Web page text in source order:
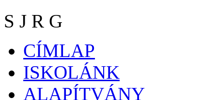
S J R G
CÍMLAP
ISKOLÁNK
ALAPÍTVÁNY